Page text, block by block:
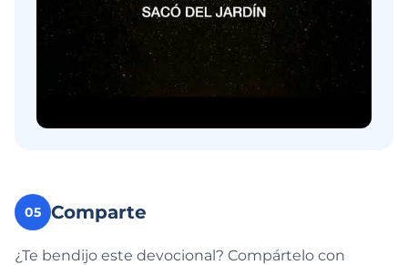
05 Comparte
¿Te bendijo este devocional? Compártelo con